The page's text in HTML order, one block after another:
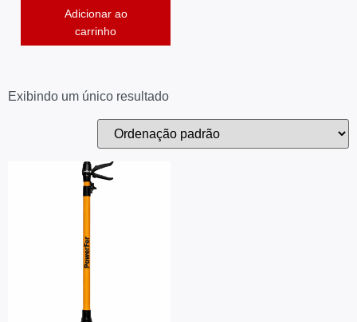
Adicionar ao
carrinho
Exibindo um único resultado